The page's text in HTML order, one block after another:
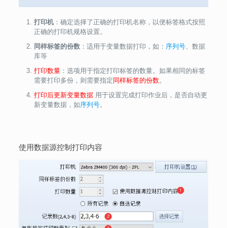
打印机：确定选择了正确的打印机名称，以便标签格式按照
正确的打印机规格设置。
同样标签的份数：适用于变量数据打印，如： 序列号、数据
库等
打印数量：选项用于指定打印标签的数量。如果相同的标签
需要打印多份，则需要指定同样标签的份数。
打印后更新变量数据用于设置完成打印作业后，是否自动更
新变量数据，如序列号。
使用数据源控制打印内容